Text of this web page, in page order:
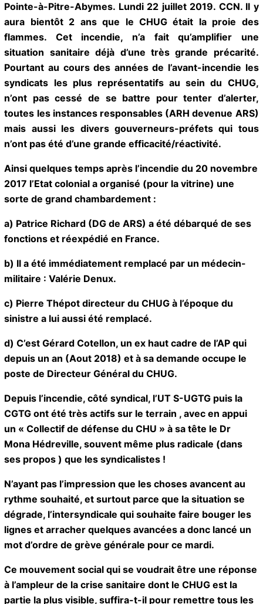
Focus/ ParCaraib Creole News/ 28 août 2019
Pointe-à-Pitre-Abymes. Lundi 22 juillet 2019. CCN. Il
y aura bientôt 2 ans que le CHUG était la proie des
flammes. Cet incendie, n’a fait qu’amplifier une
situation sanitaire déjà d’une très grande précarité.
Pourtant au cours des années de l’avant-incendie les
syndicats les plus représentatifs au sein du CHUG,
n’ont pas cessé de se battre pour tenter d’alerter,
toutes les instances responsables (ARH devenue
tous n’ont pas été d’une grande efficacité/réactivité.
Ainsi quelques temps après l’incendie du 20
vitrine) une sorte de grand chambardement :
ses fonctions et réexpédié en France.
militaire : Valérie Denux.
sinistre a lui aussi été remplacé.
d) C’est Gérard Cotellon, un ex haut cadre de l’AP qui
poste de Directeur Général du CHUG.
Depuis l’incendie, côté syndical, l’UT S-UGTG puis la
CGTG ont été très actifs sur le terrain , avec en appui
un « Collectif de défense du CHU » à sa tête le Dr
ses propos ) que les syndicalistes !
N’ayant pas l’impression que les choses avancent au
rythme souhaité, et surtout parce que la situation se
dégrade, l’intersyndicale qui souhaite faire bouger
lancé un mot d’ordre de grève générale pour ce
mardi.